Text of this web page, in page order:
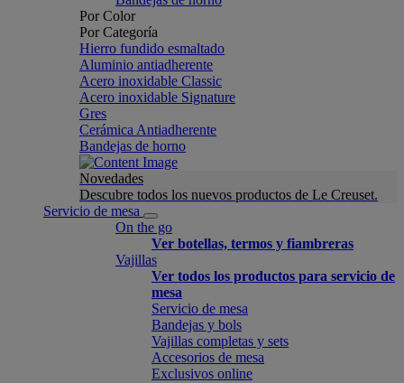
Por Color
Por Categoría
Hierro fundido esmaltado
Aluminio antiadherente
Acero inoxidable Classic
Acero inoxidable Signature
Gres
Cerámica Antiadherente
Bandejas de horno
Novedades
Descubre todos los nuevos productos de Le Creuset.
Servicio de mesa
On the go
Ver botellas, termos y fiambreras
Vajillas
Ver todos los productos para servicio de
mesa
Servicio de mesa
Bandejas y bols
Vajillas completas y sets
Accesorios de mesa
Exclusivos online